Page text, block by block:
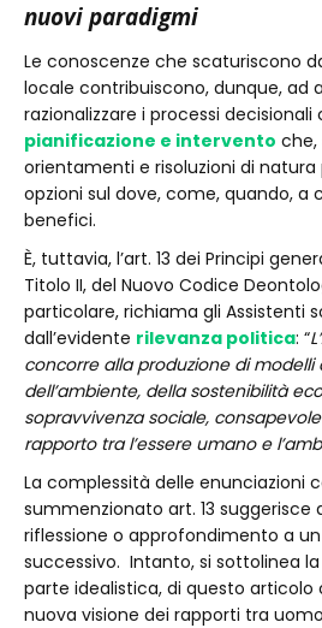
nuovi paradigmi
Le conoscenze che scaturiscono
locale contribuiscono, dunque, ad
razionalizzare i processi
pianificazione e intervento che,
orientamenti e risoluzioni di
opzioni sul dove, come, quando, a
benefici.
È, tuttavia, l’art. 13 dei Principi
Titolo II, del Nuovo Codice
particolare, richiama gli Assistenti
dall’evidente rilevanza politica: “
concorre alla produzione di modelli
dell’ambiente, della sostenibilità
sopravvivenza sociale,
rapporto tra l’essere umano e
La complessità delle enunciazioni
summenzionato art. 13 suggerisce
riflessione o approfondimento a
successivo. Intanto, si sottolinea
parte idealistica, di questo articolo
nuova visione dei rapporti tra